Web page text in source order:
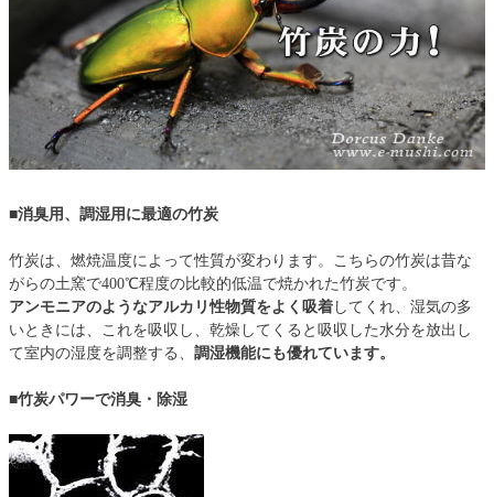
■消臭用、調湿用に最適の竹炭
竹炭は、燃焼温度によって性質が変わります。こちらの竹炭は昔な
がらの土窯で400℃程度の比較的低温で焼かれた竹炭です。
アンモニアのようなアルカリ性物質をよく吸着 してくれ、湿気の多
いときには、これを吸収し、乾燥してくると吸収した水分を放出し
て室内の湿度を調整する、 調湿機能にも優れています。
■竹炭パワーで消臭・除湿